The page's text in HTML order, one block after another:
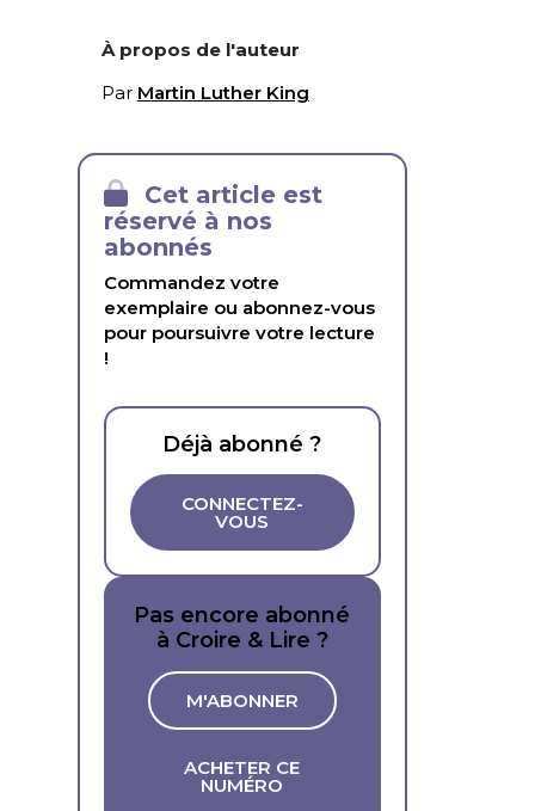
À propos de l'auteur
Par Martin Luther King
Cet article est
réservé à nos
abonnés
Commandez votre
exemplaire ou abonnez-vous
pour poursuivre votre lecture
!
Déjà abonné ?
CONNECTEZ-
VOUS
Pas encore abonné
à Croire & Lire ?
M'ABONNER
ACHETER CE
NUMÉRO